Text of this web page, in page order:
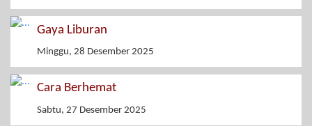
Gaya Liburan
Minggu, 28 Desember 2025
Cara Berhemat
Sabtu, 27 Desember 2025